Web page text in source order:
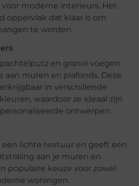
moderne interieurs. Het
oppervlak dat klaar is om
te worden.
en granol voegen
aan muren en plafonds. Deze
in verschillende
waardoor ze ideaal zijn
ontwerpen.
lichte textuur en geeft een
aan je muren en
populaire keuze voor zowel
woningen.